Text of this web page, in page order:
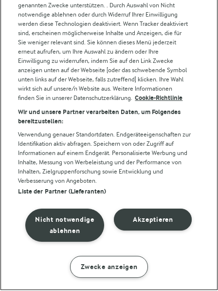
ZUBEREITUNG ZUTATEN
Weitere Arla Websites
Castello
Lurpak
Arla Pro
Für unsere Landwirt:innen
Folge uns!
Cookie Wahl wieder öffnen
Datenschutzbestimmungen
genannten Zwecke unterstützen. . Durch Auswahl von Nicht
notwendige ablehnen oder durch Widerruf Ihrer Einwilligung
werden diese Technologien deaktiviert. Wenn Tracker deaktiviert
sind, erscheinen möglicherweise Inhalte und Anzeigen, die für
Sie weniger relevant sind. Sie können dieses Menü jederzeit
erneut aufrufen, um Ihre Auswahl zu ändern oder Ihre
Einwilligung zu widerrufen, indem Sie auf den Link Zwecke
anzeigen unten auf der Webseite [oder das schwebende Symbol
unten links auf der Webseite, falls zutreffend] klicken. Ihre Wahl
wirkt sich auf unsere/n Website aus. Weitere Informationen
finden Sie in unserer Datenschutzerklärung. Cookie-Richtlinie
Wir und unsere Partner verarbeiten Daten, um Folgendes
bereitzustellen:
Verwendung genauer Standortdaten. Endgeräteeigenschaften zur
Identifikation aktiv abfragen. Speichern von oder Zugriff auf
Informationen auf einem Endgerät. Personalisierte Werbung und
Inhalte, Messung von Werbeleistung und der Performance von
Inhalten, Zielgruppenforschung sowie Entwicklung und
Verbesserung von Angeboten.
Liste der Partner (Lieferanten)
Akzeptieren
Nicht notwendige
ablehnen
Zwecke anzeigen